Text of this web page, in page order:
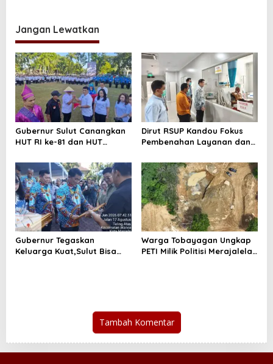
Jangan Lewatkan
Gubernur Sulut Canangkan
HUT RI ke-81 dan HUT
Melaju
Dirut RSUP Kandou Fokus
Pembenahan Layanan dan
Pasien
Gubernur Tegaskan
Keluarga Kuat,Sulut Bisa
Warga Tobayagan Ungkap
PETI Milik Politisi Merajalela
Tambah Komentar